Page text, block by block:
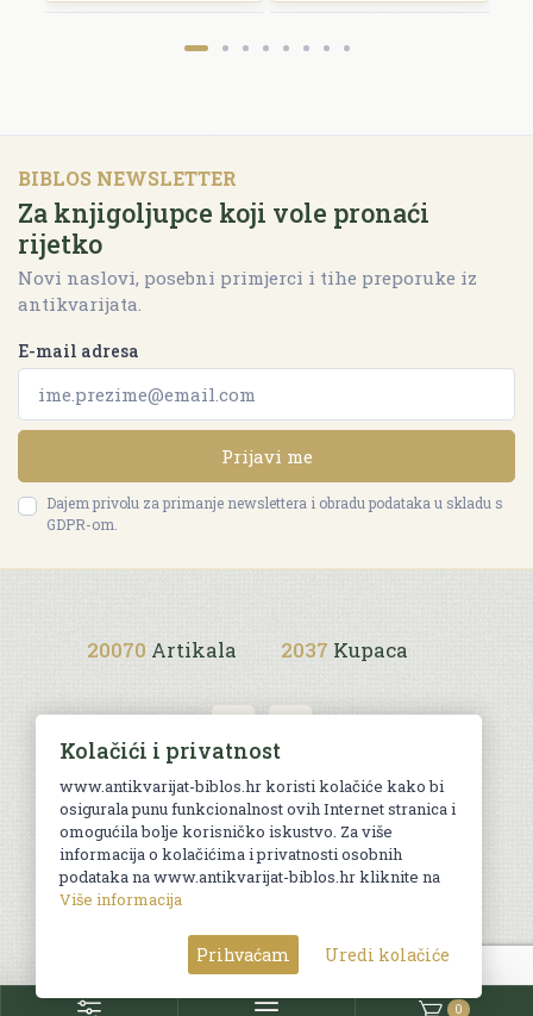
BIBLOS NEWSLETTER
Za knjigoljupce koji vole pronaći
rijetko
Novi naslovi, posebni primjerci i tihe preporuke iz
antikvarijata.
E-mail adresa
Prijavi me
Dajem privolu za primanje newslettera i obradu podataka u skladu s
GDPR-om.
20070 Artikala 2037 Kupaca
Uvjeti kupnje
© Sva prava pridržana. Web by
0
Kolačići i privatnost
www.antikvarijat-biblos.hr koristi kolačiće kako bi
osigurala punu funkcionalnost ovih Internet stranica i
omogućila bolje korisničko iskustvo. Za više
informacija o kolačićima i privatnosti osobnih
podataka na www.antikvarijat-biblos.hr kliknite na
Više informacija
Prihvaćam Uredi kolačiće